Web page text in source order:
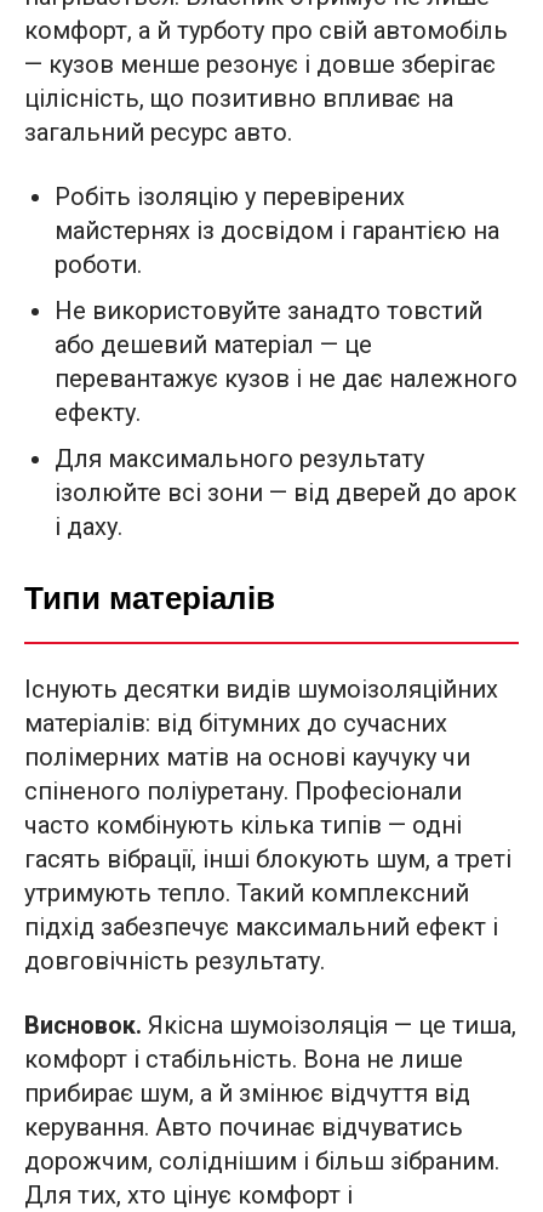
комфорт, а й турботу про свій автомобіль
— кузов менше резонує і довше зберігає
цілісність, що позитивно впливає на
загальний ресурс авто.
Робіть ізоляцію у перевірених
майстернях із досвідом і гарантією на
роботи.
Не використовуйте занадто товстий
або дешевий матеріал — це
перевантажує кузов і не дає належного
ефекту.
Для максимального результату
ізолюйте всі зони — від дверей до арок
і даху.
Типи матеріалів
Існують десятки видів шумоізоляційних
матеріалів: від бітумних до сучасних
полімерних матів на основі каучуку чи
спіненого поліуретану. Професіонали
часто комбінують кілька типів — одні
гасять вібрації, інші блокують шум, а треті
утримують тепло. Такий комплексний
підхід забезпечує максимальний ефект і
довговічність результату.
Висновок. Якісна шумоізоляція — це тиша,
комфорт і стабільність. Вона не лише
прибирає шум, а й змінює відчуття від
керування. Авто починає відчуватись
дорожчим, соліднішим і більш зібраним.
Для тих, хто цінує комфорт і